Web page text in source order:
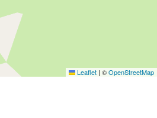
Leaflet | ©OpenStreetMap